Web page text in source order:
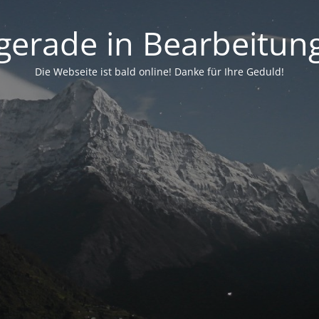
in
Die Webseite ist bald online! Danke für Ihre Geduld!